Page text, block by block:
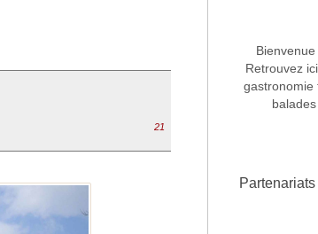
Commentaire ou message
21
Retrouvez
gastronomie
Partenariats